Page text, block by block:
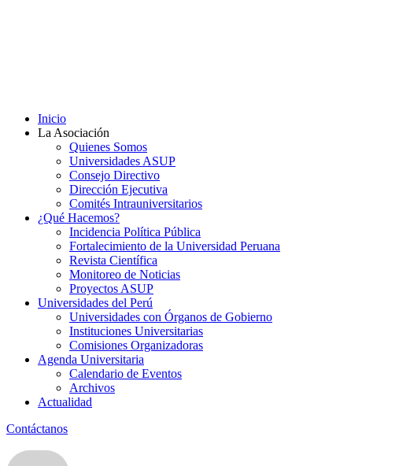
Inicio
La Asociación
Quienes Somos
Universidades ASUP
Consejo Directivo
Dirección Ejecutiva
Comités Intrauniversitarios
¿Qué Hacemos?
Incidencia Política Pública
Fortalecimiento de la Universidad Peruana
Revista Científica
Monitoreo de Noticias
Proyectos ASUP
Universidades del Perú
Universidades con Órganos de Gobierno
Instituciones Universitarias
Comisiones Organizadoras
Agenda Universitaria
Calendario de Eventos
Archivos
Actualidad
Contáctanos